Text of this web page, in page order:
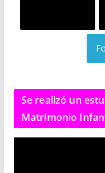
Se realizó un
Matrimonio